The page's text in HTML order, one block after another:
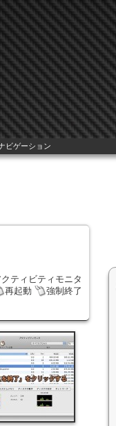
クティビティモニタ
再起動 強制終了
ビゲーション